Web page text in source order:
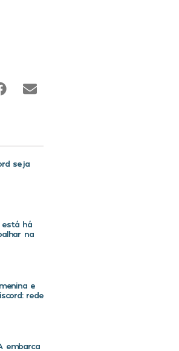
seja
está há
na
e
rede
embarca